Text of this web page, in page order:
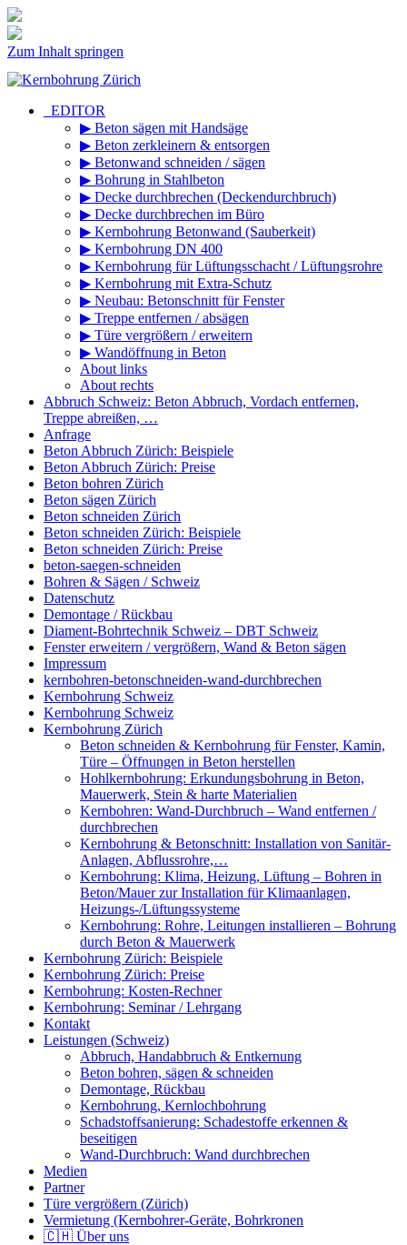
Zum Inhalt springen
_EDITOR
▶ Beton sägen mit Handsäge
▶ Beton zerkleinern & entsorgen
▶ Betonwand schneiden / sägen
▶ Bohrung in Stahlbeton
▶ Decke durchbrechen (Deckendurchbruch)
▶ Decke durchbrechen im Büro
▶ Kernbohrung Betonwand (Sauberkeit)
▶ Kernbohrung DN 400
▶ Kernbohrung für Lüftungsschacht / Lüftungsrohre
▶ Kernbohrung mit Extra-Schutz
▶ Neubau: Betonschnitt für Fenster
▶ Treppe entfernen / absägen
▶ Türe vergrößern / erweitern
▶ Wandöffnung in Beton
About links
About rechts
Abbruch Schweiz: Beton Abbruch, Vordach entfernen,
Treppe abreißen, …
Anfrage
Beton Abbruch Zürich: Beispiele
Beton Abbruch Zürich: Preise
Beton bohren Zürich
Beton sägen Zürich
Beton schneiden Zürich
Beton schneiden Zürich: Beispiele
Beton schneiden Zürich: Preise
beton-saegen-schneiden
Bohren & Sägen / Schweiz
Datenschutz
Demontage / Rückbau
Diament-Bohrtechnik Schweiz – DBT Schweiz
Fenster erweitern / vergrößern, Wand & Beton sägen
Impressum
kernbohren-betonschneiden-wand-durchbrechen
Kernbohrung Schweiz
Kernbohrung Schweiz
Kernbohrung Zürich
Beton schneiden & Kernbohrung für Fenster, Kamin,
Türe – Öffnungen in Beton herstellen
Hohlkernbohrung: Erkundungsbohrung in Beton,
Mauerwerk, Stein & harte Materialien
Kernbohren: Wand-Durchbruch – Wand entfernen /
durchbrechen
Kernbohrung & Betonschnitt: Installation von Sanitär-
Anlagen, Abflussrohre,…
Kernbohrung: Klima, Heizung, Lüftung – Bohren in
Beton/Mauer zur Installation für Klimaanlagen,
Heizungs-/Lüftungssysteme
Kernbohrung: Rohre, Leitungen installieren – Bohrung
durch Beton & Mauerwerk
Kernbohrung Zürich: Beispiele
Kernbohrung Zürich: Preise
Kernbohrung: Kosten-Rechner
Kernbohrung: Seminar / Lehrgang
Kontakt
Leistungen (Schweiz)
Abbruch, Handabbruch & Entkernung
Beton bohren, sägen & schneiden
Demontage, Rückbau
Kernbohrung, Kernlochbohrung
Schadstoffsanierung: Schadestoffe erkennen &
beseitigen
Wand-Durchbruch: Wand durchbrechen
Medien
Partner
Türe vergrößern (Zürich)
Vermietung (Kernbohrer-Geräte, Bohrkronen
🇨🇭 Über uns